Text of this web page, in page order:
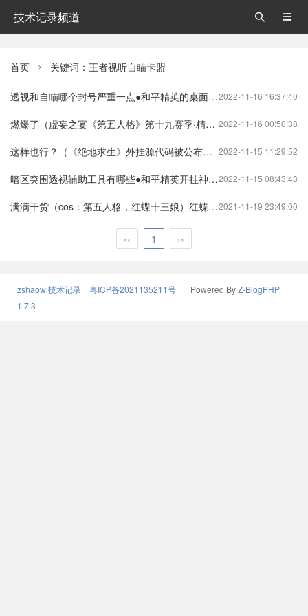
技术记录频道 

首页  关键词：王者视听自瞄卡盟
2022-11-16 16:37:40
透视和自瞄哪个封号严重一点●和平精英的桌面纸壁（透视自瞄下载免费和平精英）
2022-11-16 00:50:38
燃爆了（虚妄之宴《第五人格》第十九赛季·精华3即将开启）虚无的宴席第五人格
2022-11-15 11:29:52
这样也行？（《绝地求生》外挂源代码被公布，或迎神仙大战时代？）绝地求生python源代码绝地求生
2022-11-15 08:43:43
暗区突围透视辅助工具有哪些●和平精英开挂神器下载苹果手机版（暗区突围透视bug）
2021-11-19 23:49:00
满满干货（cos：第五人格，红蝶十三娘）红蝶花嫁COS第五人格（第五人格红蝶十三娘cosplay）
‹‹ 1 ››
zshaowl技术记录 粤ICP备2021135211号 Powered ByZ-BlogPHP
1.7.3